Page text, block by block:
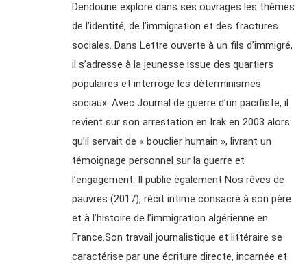
Dendoune explore dans ses ouvrages les thèmes
de l’identité, de l’immigration et des fractures
sociales. Dans Lettre ouverte à un fils d’immigré,
il s’adresse à la jeunesse issue des quartiers
populaires et interroge les déterminismes
sociaux. Avec Journal de guerre d’un pacifiste, il
revient sur son arrestation en Irak en 2003 alors
qu’il servait de « bouclier humain », livrant un
témoignage personnel sur la guerre et
l’engagement. Il publie également Nos rêves de
pauvres (2017), récit intime consacré à son père
et à l’histoire de l’immigration algérienne en
France.Son travail journalistique et littéraire se
caractérise par une écriture directe, incarnée et